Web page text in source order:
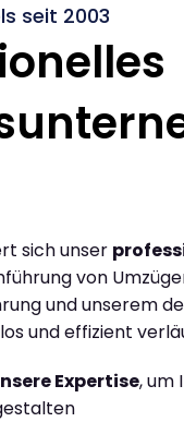
seit 2003
sich unser
von
und unserem
und effizient
Expertise, um